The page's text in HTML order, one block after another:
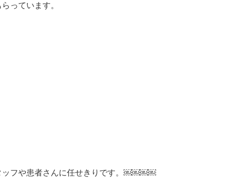
っています。
ッフや患者さんに任せきりです。￼￼￼￼